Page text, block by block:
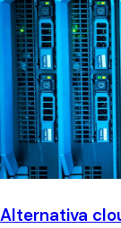
Alternativa